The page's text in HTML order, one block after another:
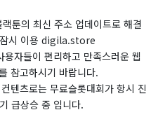
툰의 최신 주소 업데이트로 해결
잠시 이용 digila.store
자들이 편리하고 만족스러운 웹
참고하시기 바랍니다.
텐츠로는 무료슬롯대회가 항시 진
급상승 중 입니다.